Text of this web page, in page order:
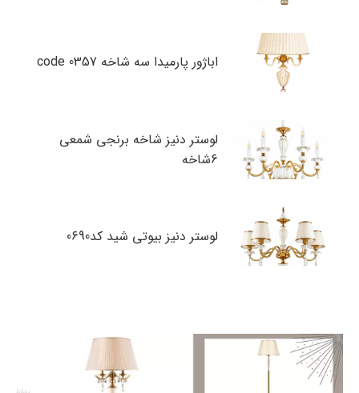
اباژور پارمیدا سه شاخه code 0357
لوستر دنیز شاخه برنجی شمعی
6شاخه
لوستر دنیز بیوتی شید کد0690